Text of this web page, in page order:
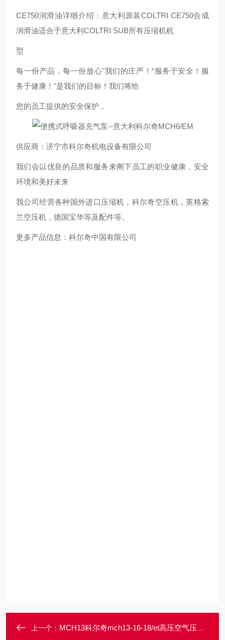
CE750润滑油详细介绍：意大利原装COLTRI CE750合成
润滑油适合于意大利COLTRI SUB所有压缩机机
型
每一份产品，每一份放心"我们的庄严！“服务于安全！服
务于健康！"是我们的目标！我们将给
您的员工提供的安全保护 。
供应商：济宁市科尔奇机电设备有限公司
我们会以优良的品质和服务来阁下员工的职业健康，安全
环境和美好未来
我公司经营各种国外进口压缩机，科尔奇空压机，英格索
兰空压机，德国宝华等及配件等。
更多产品信息：科尔奇中国有限公司
上一个： MCH13科尔奇mch13-16-18/et高压空气压缩充气泵